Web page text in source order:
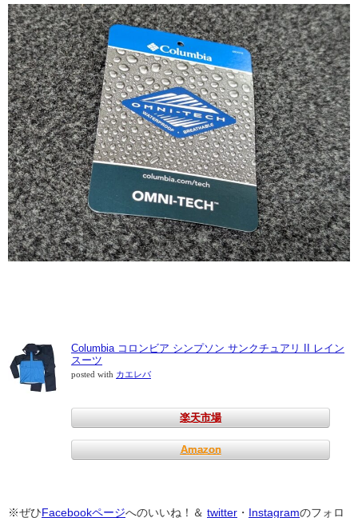
Columbia コロンビア シンプソン サンクチュアリ II レイン
スーツ
posted with カエレバ
楽天市場
Amazon
※ぜひFacebookページへのいいね！＆ twitter ・ Instagramのフォロ